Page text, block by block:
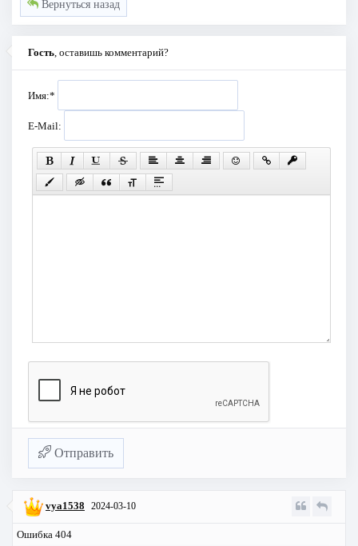
Вернуться назад
Гость, оставишь комментарий?
Имя:*
E-Mail:
Отправить
vya1538 2024-03-10
Ошибка 404